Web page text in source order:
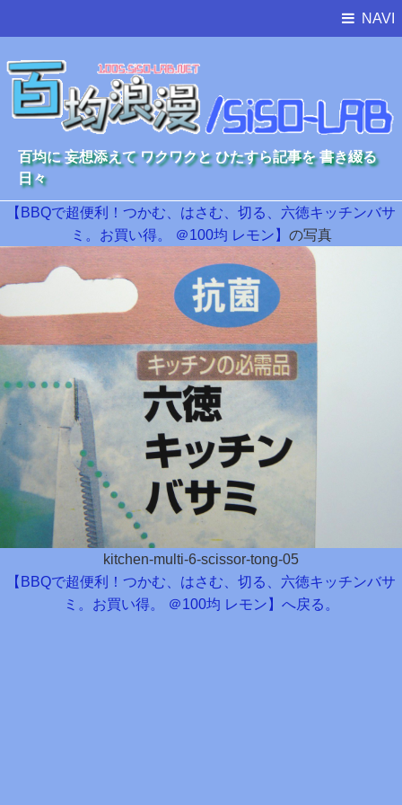
NAVI
百均に 妄想添えて ワクワクと ひたすら記事を 書き綴る
日々
【BBQで超便利！つかむ、はさむ、切る、六徳キッチンバサ
ミ。お買い得。 ＠100均 レモン】 の写真
kitchen-multi-6-scissor-tong-05
【BBQで超便利！つかむ、はさむ、切る、六徳キッチンバサ
ミ。お買い得。 ＠100均 レモン】へ戻る。